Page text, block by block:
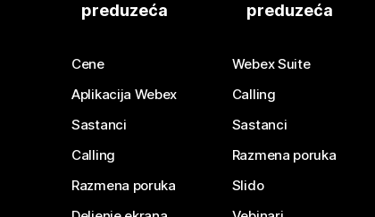
preduzeća
Cene
Aplikacija Webex
Sastanci
Calling
Razmena poruka
preduzeća
Webex Suite
Calling
Sastanci
Razmena poruka
Slido